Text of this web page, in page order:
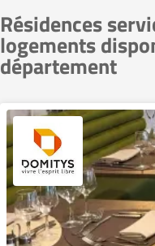
Résidences
logements
département